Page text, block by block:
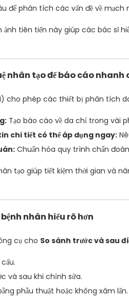
để phân tích các vấn đề về mạch
tiên tiến này giúp các bác sĩ
nhân tạo để báo cáo nhanh
cho phép các thiết bị phân tích
Tạo báo cáo về da chỉ trong vài
chi tiết có thể áp dụng ngay:
Chuẩn hóa quy trình chẩn
tạo giúp tiết kiệm thời gian và
nhân hiểu rõ hơn
cụ cho So sánh trước và sau
và sau khi chỉnh sửa.
phẫu thuật hoặc không xâm lấn.